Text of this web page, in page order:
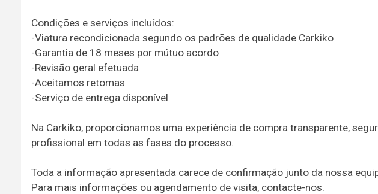
Condições e serviços incluídos:
-Viatura recondicionada segundo os padrões de qualidade Carkiko
-Garantia de 18 meses por mútuo acordo
-Revisão geral efetuada
-Aceitamos retomas
-Serviço de entrega disponível
Na Carkiko, proporcionamos uma experiência de compra transparente,
profissional em todas as fases do processo.
Toda a informação apresentada carece de confirmação junto da nossa
Para mais informações ou agendamento de visita, contacte-nos.